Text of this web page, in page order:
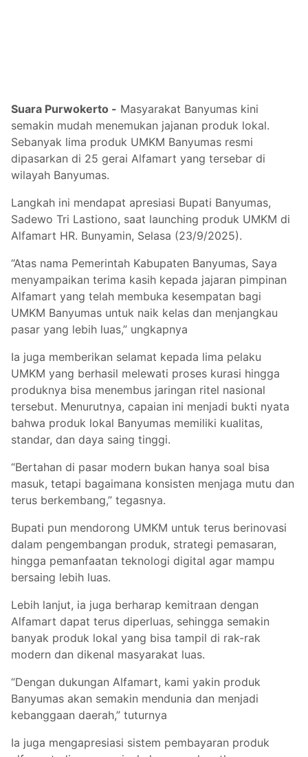
Suara Purwokerto - Masyarakat Banyumas kini
semakin mudah menemukan jajanan produk lokal.
Sebanyak lima produk UMKM Banyumas resmi
dipasarkan di 25 gerai Alfamart yang tersebar di
wilayah Banyumas.
Langkah ini mendapat apresiasi Bupati Banyumas,
Sadewo Tri Lastiono, saat launching produk UMKM di
Alfamart HR. Bunyamin, Selasa (23/9/2025).
“Atas nama Pemerintah Kabupaten Banyumas, Saya
menyampaikan terima kasih kepada jajaran pimpinan
Alfamart yang telah membuka kesempatan bagi
UMKM Banyumas untuk naik kelas dan menjangkau
pasar yang lebih luas,” ungkapnya
Ia juga memberikan selamat kepada lima pelaku
UMKM yang berhasil melewati proses kurasi hingga
produknya bisa menembus jaringan ritel nasional
tersebut. Menurutnya, capaian ini menjadi bukti nyata
bahwa produk lokal Banyumas memiliki kualitas,
standar, dan daya saing tinggi.
“Bertahan di pasar modern bukan hanya soal bisa
masuk, tetapi bagaimana konsisten menjaga mutu dan
terus berkembang,” tegasnya.
Bupati pun mendorong UMKM untuk terus berinovasi
dalam pengembangan produk, strategi pemasaran,
hingga pemanfaatan teknologi digital agar mampu
bersaing lebih luas.
Lebih lanjut, ia juga berharap kemitraan dengan
Alfamart dapat terus diperluas, sehingga semakin
banyak produk lokal yang bisa tampil di rak-rak
modern dan dikenal masyarakat luas.
“Dengan dukungan Alfamart, kami yakin produk
Banyumas akan semakin mendunia dan menjadi
kebanggaan daerah,” tuturnya
Ia juga mengapresiasi sistem pembayaran produk